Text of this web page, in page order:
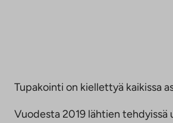
Tupakointi on kiellettyä kaikissa
Vuodesta 2019 lähtien tehdyissä